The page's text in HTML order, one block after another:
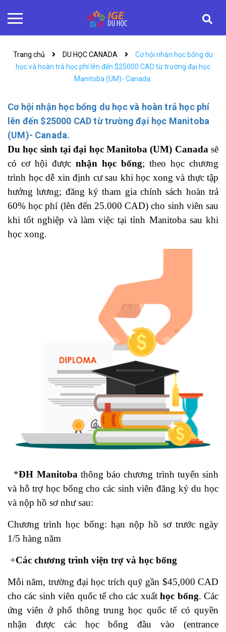
Trang chủ DU HỌC CANADA
Cơ hội nhận học bổng du
học và hoàn trả học phí lên đến $25000 CAD từ trường đại học
Manitoba (UM)- Canada.
Cơ hội nhận học bổng du học và hoàn trả học phí
lên đến $25000 CAD từ trường đại học Manitoba
(UM)- Canada.
Du học sinh tại đại học Manitoba (UM) Canada sẽ
có cơ hội được nhận học bổng; theo học chương
trình học dễ xin định cư sau khi học xong và thực tập
hưởng lương; đăng ký tham gia chính sách hoàn trả
60% học phí (lên đến 25.000 CAD) cho sinh viên sau
khi tốt nghiệp và làm việc tại tỉnh Manitoba sau khi
học xong.
*ĐH Manitoba thông báo chương trình tuyển sinh
và hỗ trợ học bổng cho các sinh viên đăng ký du học
và nộp hồ sơ như sau:
Chương trình học bổng: hạn nộp hồ sơ trước ngày
1/5 hàng năm
+Các chương trình viện trợ và học bổng
Mỗi năm, trường đại học trích quỹ gần $45,000 CAD
cho các sinh viên quốc tế cho các xuấthọc bổng. Các
ứng viên ở phổ thông trung học quốc tế có quyền
nhận được các học bổng đầu vào (entrance